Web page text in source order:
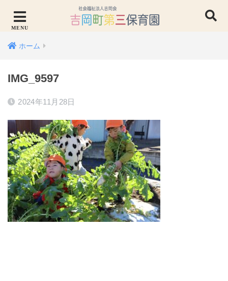
ホーム
IMG_9597
2024年11月28日